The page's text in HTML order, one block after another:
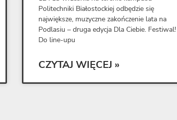
Politechniki Białostockiej odbędzie się
największe, muzyczne zakończenie lata na
Podlasiu – druga edycja Dla Ciebie. Festiwal!
Do line-upu
CZYTAJ WIĘCEJ »